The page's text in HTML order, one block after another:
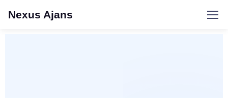
Nexus Ajans